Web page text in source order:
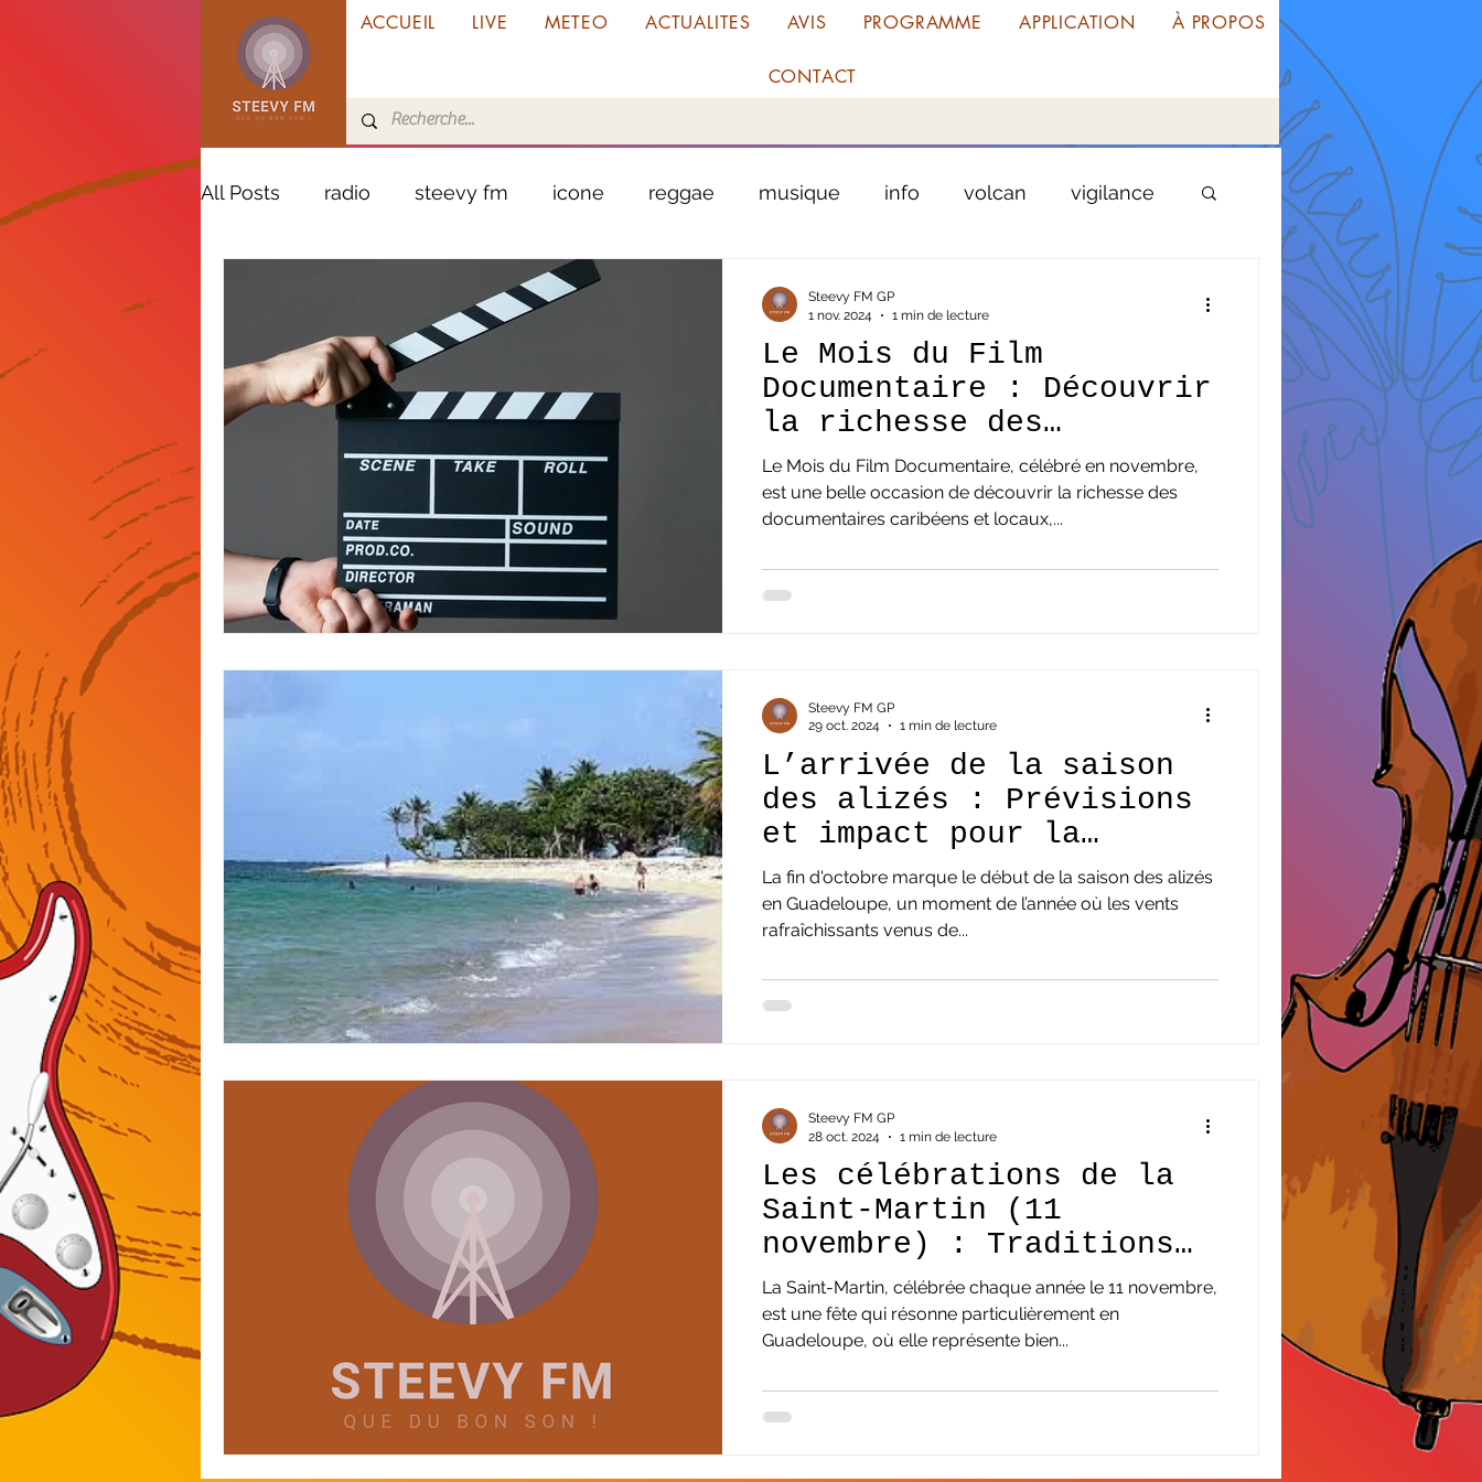
ACCUEIL LIVE METEO ACTUALITES AVIS PROGRAMME APPLICATION À PROPOS
CONTACT
All Posts radio steevy fm icone reggae musique info volcan vigilance
chanteur
haïti incendie justice Tour Cycliste
Marie-Galante Vacances radio amora planta meteo tradition entrepreneuriat
biodiversité
Le Mois du Film
Documentaire : Découvrir
la richesse des
documentaires caribéens
Le Mois du Film Documentaire, célébré en novembre,
est une belle occasion de découvrir la richesse des
documentaires caribéens et locaux,...
Steevy FM GP
1 nov. 2024
1 min de lecture
L’arrivée de la saison
des alizés : Prévisions
et impact pour la
Guadeloupe
La fin d'octobre marque le début de la saison des alizés
en Guadeloupe, un moment de l’année où les vents
rafraîchissants venus de...
Steevy FM GP
29 oct. 2024
1 min de lecture
Les célébrations de la
Saint-Martin (11
novembre) : Traditions
et héritage en
Guadeloupe
La Saint-Martin, célébrée chaque année le 11 novembre,
est une fête qui résonne particulièrement en
Guadeloupe, où elle représente bien...
Steevy FM GP
28 oct. 2024
1 min de lecture